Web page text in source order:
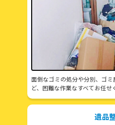
面倒なゴミの処分や分別、ゴ
ど、困難な作業なすべてお任せ
遺品